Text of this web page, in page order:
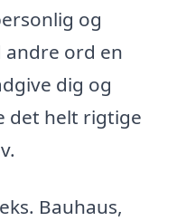
og
ord en
dig og
det helt rigtige
Bauhaus,